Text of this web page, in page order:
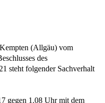
(Allgäu) vom
des
steht folgender Sachverhalt
gegen 1.08 Uhr mit dem